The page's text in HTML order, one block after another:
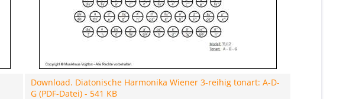
Download. Diatonische Harmonika Wiener 3-reihig tonart: A-D-
G (PDF-Datei) - 541 KB